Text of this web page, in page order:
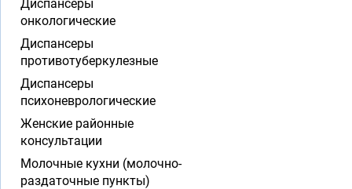
Диспансеры
онкологические
Диспансеры
противотуберкулезные
Диспансеры
психоневрологические
Женские районные
консультации
Молочные кухни (молочно-
раздаточные пункты)